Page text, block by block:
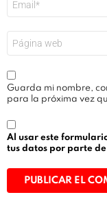
electrónico
*
Guarda mi nombre,
para la próxima vez
Al usar este
tus datos por parte